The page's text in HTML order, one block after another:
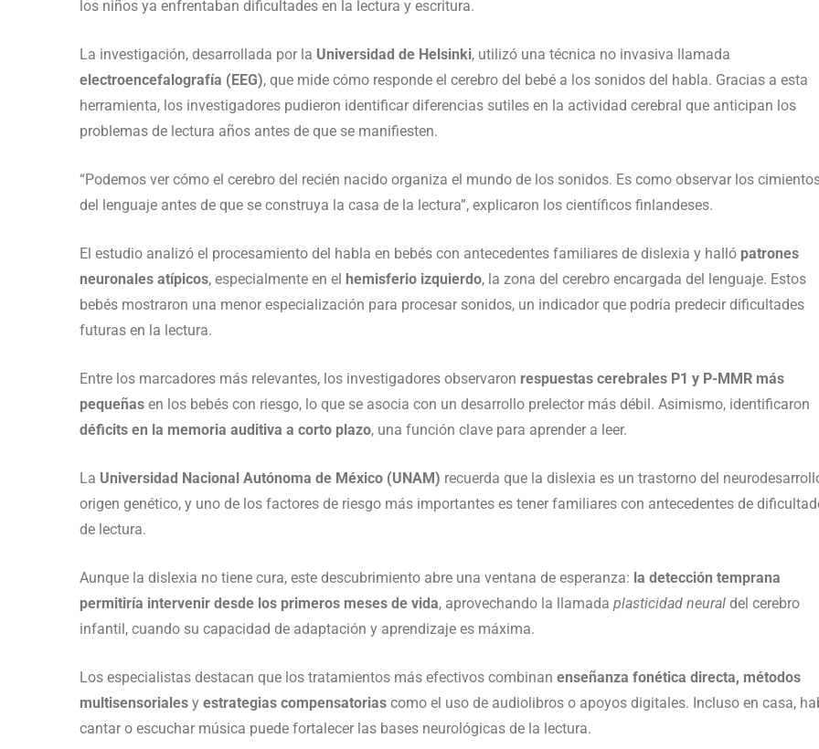
los niños ya enfrentaban dificultades en la lectura y escritura.
La investigación, desarrollada por la Universidad de Helsinki, utilizó una técnica no invasiva llamada
electroencefalografía (EEG), que mide cómo responde el cerebro del bebé a los sonidos del habla. Gracias a esta
herramienta, los investigadores pudieron identificar diferencias sutiles en la actividad cerebral que anticipan los
problemas de lectura años antes de que se manifiesten.
“Podemos ver cómo el cerebro del recién nacido organiza el mundo de los sonidos. Es como observar los
del lenguaje antes de que se construya la casa de la lectura”, explicaron los científicos finlandeses.
El estudio analizó el procesamiento del habla en bebés con antecedentes familiares de dislexia y halló patrones
neuronales atípicos, especialmente en el hemisferio izquierdo, la zona del cerebro encargada del lenguaje. Estos
bebés mostraron una menor especialización para procesar sonidos, un indicador que podría predecir dificultades
futuras en la lectura.
Entre los marcadores más relevantes, los investigadores observaron respuestas cerebrales P1 y P-MMR más
pequeñas en los bebés con riesgo, lo que se asocia con un desarrollo prelector más débil. Asimismo, identificaron
déficits en la memoria auditiva a corto plazo, una función clave para aprender a leer.
La Universidad Nacional Autónoma de México (UNAM) recuerda que la dislexia es un trastorno del
origen genético, y uno de los factores de riesgo más importantes es tener familiares con antecedentes de
de lectura.
Aunque la dislexia no tiene cura, este descubrimiento abre una ventana de esperanza: la detección temprana
permitiría intervenir desde los primeros meses de vida, aprovechando la llamada plasticidad neural del cerebro
infantil, cuando su capacidad de adaptación y aprendizaje es máxima.
Los especialistas destacan que los tratamientos más efectivos combinan enseñanza fonética directa, métodos
multisensoriales y estrategias compensatorias como el uso de audiolibros o apoyos digitales. Incluso en casa,
cantar o escuchar música puede fortalecer las bases neurológicas de la lectura.